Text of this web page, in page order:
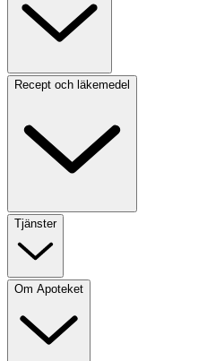
Recept och läkemedel
Tjänster
Om Apoteket